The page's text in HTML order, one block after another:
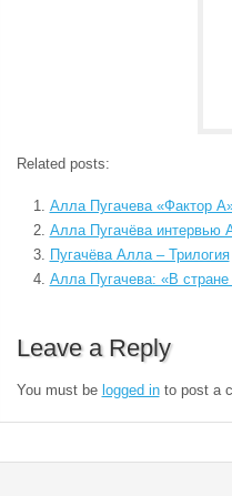
Related posts:
Алла Пугачева «Фактор
Алла Пугачёва интервью
Пугачёва Алла – Трилогия
Алла Пугачева: «В
Leave a Reply
You must be logged into post a